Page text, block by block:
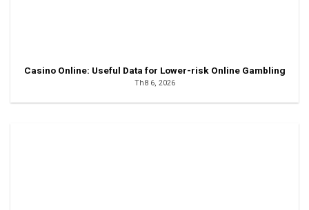
Casino Online: Useful Data for Lower-risk Online Gambling
Th8 6, 2026